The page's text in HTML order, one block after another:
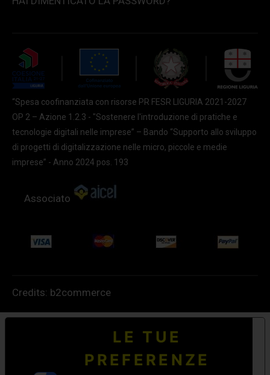
“Spesa coofinanziata con risorse PR FESR LIGURIA 2021-2027
OP 2 – Azione 1.2.3 - "Sostenere l'introduzione di pratiche e
tecnologie digitali nelle imprese” – Bando “Supporto allo sviluppo
di progetti di digitalizzazione nelle micro, piccole e medie
imprese” - Anno 2024 pos. 193
Associato
Credits: b2commerce
LE TUE
PREFERENZE